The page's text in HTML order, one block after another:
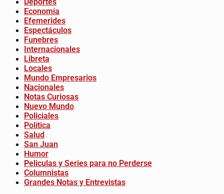
Economía
Efemerides
Espectáculos
Funebres
Internacionales
Libreta
Locales
Mundo Empresarios
Nacionales
Notas Curiosas
Nuevo Mundo
Policiales
Política
Salud
San Juan
Humor
Peliculas y Series para no Perderse
Columnistas
Grandes Notas y Entrevistas